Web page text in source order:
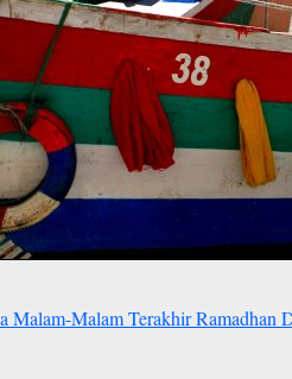
Malam-Malam Terakhir Ramadhan